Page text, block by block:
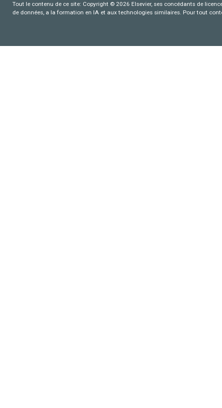
Tout le contenu de ce site: Copyright © 2026 Elsevier, ses concédants de
de données, a la formation en IA et aux technologies similaires. Pour tout